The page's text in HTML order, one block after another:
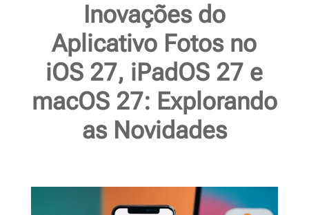
Inovações do
Aplicativo Fotos no
iOS 27, iPadOS 27 e
macOS 27: Explorando
as Novidades